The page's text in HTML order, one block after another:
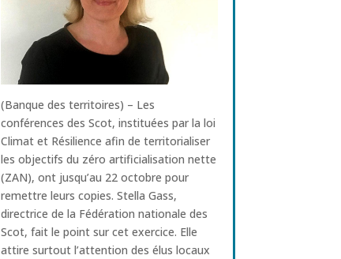
(Banque des territoires) – Les
conférences des Scot, instituées par la loi
Climat et Résilience afin de territorialiser
les objectifs du zéro artificialisation nette
(ZAN), ont jusqu’au 22 octobre pour
remettre leurs copies. Stella Gass,
directrice de la Fédération nationale des
Scot, fait le point sur cet exercice. Elle
attire surtout l’attention des élus locaux